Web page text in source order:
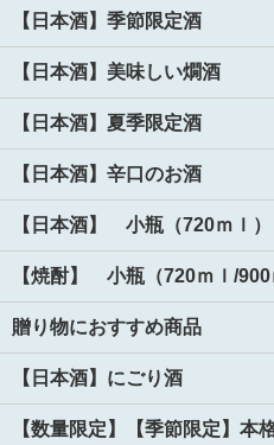
【日本酒】季節限定酒
【日本酒】美味しい燗酒
【日本酒】夏季限定酒
【日本酒】辛口のお酒
【日本酒】 小瓶（720ｍｌ）
【焼酎】 小瓶（720ｍｌ/900
贈り物におすすめ商品
【日本酒】にごり酒
【数量限定】【季節限定】本